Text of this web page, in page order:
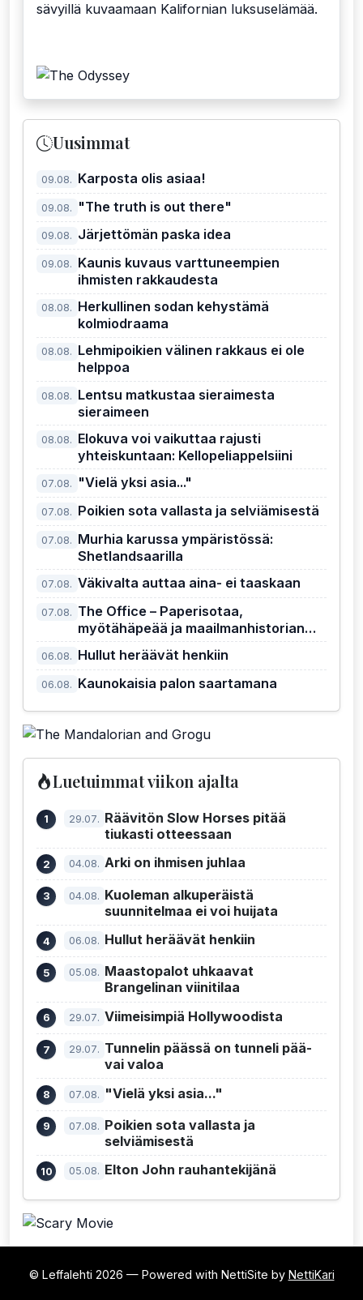
sävyillä kuvaamaan Kalifornian luksuselämää.
Uusimmat
09.08. Karposta olis asiaa!
09.08. "The truth is out there"
09.08. Järjettömän paska idea
09.08. Kaunis kuvaus varttuneempien
ihmisten rakkaudesta
08.08. Herkullinen sodan kehystämä
kolmiodraama
08.08. Lehmipoikien välinen rakkaus ei ole
helppoa
08.08. Lentsu matkustaa sieraimesta
sieraimeen
08.08. Elokuva voi vaikuttaa rajusti
yhteiskuntaan: Kellopeliappelsiini
07.08. "Vielä yksi asia..."
07.08. Poikien sota vallasta ja selviämisestä
07.08. Murhia karussa ympäristössä:
Shetlandsaarilla
07.08. Väkivalta auttaa aina- ei taaskaan
07.08. The Office – Paperisotaa,
myötähäpeää ja maailmanhistorian
kiusallisin pomo
06.08. Hullut heräävät henkiin
06.08. Kaunokaisia palon saartamana
Luetuimmat viikon ajalta
29.07. Räävitön Slow Horses pitää
tiukasti otteessaan
04.08. Arki on ihmisen juhlaa
04.08. Kuoleman alkuperäistä
suunnitelmaa ei voi huijata
06.08. Hullut heräävät henkiin
05.08. Maastopalot uhkaavat
Brangelinan viinitilaa
29.07. Viimeisimpiä Hollywoodista
29.07. Tunnelin päässä on tunneli pää-
vai valoa
07.08. "Vielä yksi asia..."
07.08. Poikien sota vallasta ja
selviämisestä
05.08. Elton John rauhantekijänä
© Leffalehti 2026 — Powered with NettiSite by NettiKari